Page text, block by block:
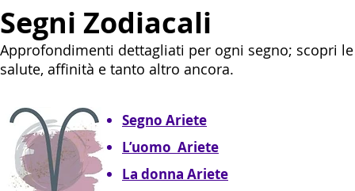
Segni Zodiacali
Approfondimenti dettagliati per ogni segno; scopri
salute, affinità e tanto altro ancora.
Segno Ariete
L’uomo Ariete
La donna Ariete